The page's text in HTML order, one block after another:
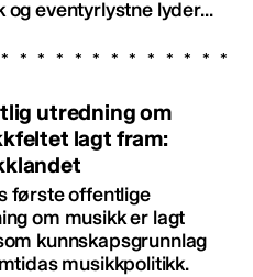
og eventyrlystne lyder...
utredning om
lagt fram:
første offentlige
om musikk er lagt
kunnskapsgrunnlag
musikkpolitikk.